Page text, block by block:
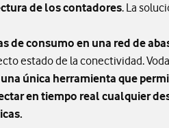
de los contadores. La
de consumo en una red de
estado de la conectividad.
una única herramienta que
en tiempo real cualquier